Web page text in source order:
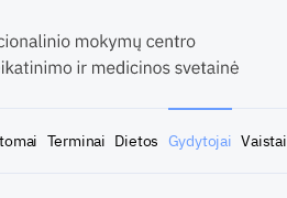
Terminai Dietos Gydytojai Vaistai